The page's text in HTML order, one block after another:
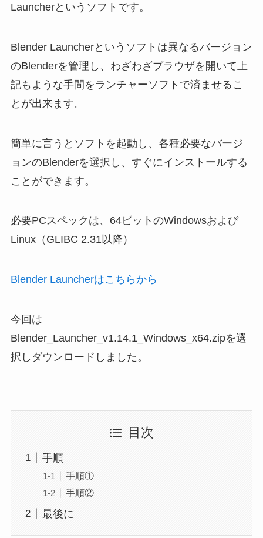
Launcherというソフトです。
Blender Launcherというソフトは異なるバージョン
のBlenderを管理し、わざわざブラウザを開いて上
記もような手間をランチャーソフトで済ませるこ
とが出来ます。
簡単に言うとソフトを起動し、各種必要なバージ
ョンのBlenderを選択し、すぐにインストールする
ことができます。
必要PCスペックは、64ビットのWindowsおよび
Linux（GLIBC 2.31以降）
Blender Launcherはこちらから
今回は
Blender_Launcher_v1.14.1_Windows_x64.zipを選
択しダウンロードしました。
目次
手順
手順①
手順②
最後に